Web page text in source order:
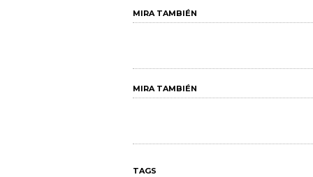
MIRA TAMBIÉN
MIRA TAMBIÉN
TAGS